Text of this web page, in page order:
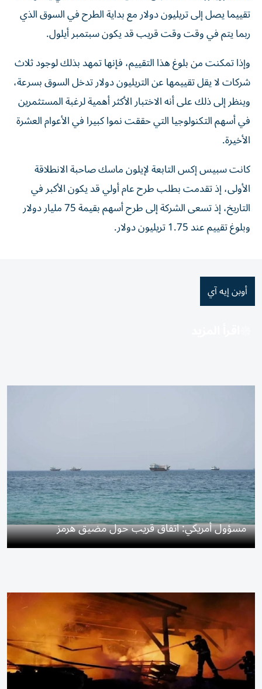
تقييما يصل إلى تريليون دولار مع بداية الطرح في السوق الذي
ربما ⁠يتم في وقت وقت قريب قد يكون سبتمبر أيلول.
وإذا تمكنت من بلوغ هذا التقييم، فإنها تمهد ​بذلك ‌لوجود ثلاث
شركات لا يقل تقييمها عن ‌التريليون دولار تدخل السوق بسرعة،
وينظر إلى ذلك على أنه الاختبار الأكثر أهمية لرغبة المستثمرين
‌في أسهم التكنولوجيا التي ‌حققت نموا كبيرا ⁠في الأعوام العشرة
الأخيرة.
كانت سبيس ‌إكس التابعة لإيلون ماسك صاحبة الانطلاقة
الأولى، إذ تقدمت بطلب طرح عام أولي قد ⁠يكون الأكبر في
التاريخ، ​إذ تسعى الشركة إلى طرح أسهم بقيمة 75 مليار دولار
وبلوغ تقييم عند ⁠1.75 تريليون دولار.
أوبن إيه آي
مسؤول أمريكي: اتفاق قريب حول مضيق هرمز